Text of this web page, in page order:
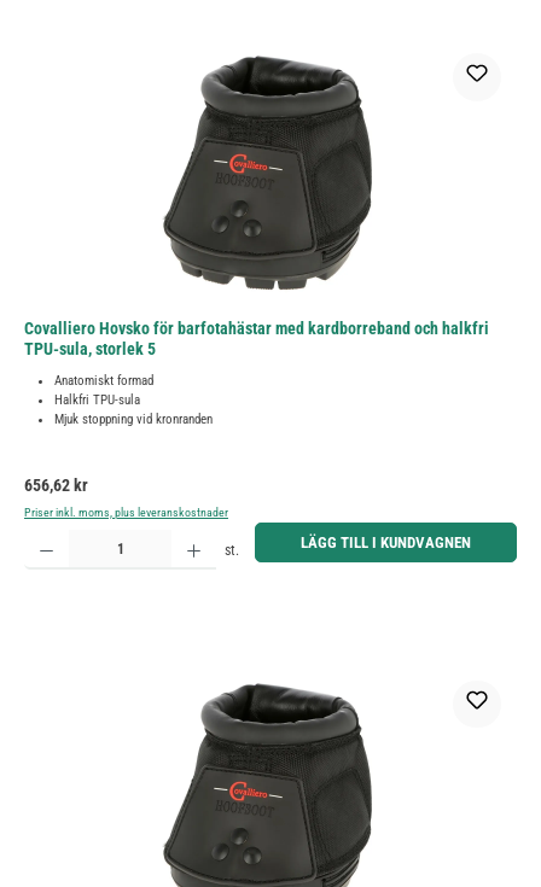
Covalliero Hovsko för barfotahästar med kardborreband och halkfri
TPU-sula, storlek 5
Anatomiskt formad
Halkfri TPU-sula
Mjuk stoppning vid kronranden
Ordinarie pris:
656,62 kr
Priser inkl. moms, plus leveranskostnader
Produktkvantitet: Ange önskat belopp eller använd knapparna för att öka eller minska kvantiteten.
st. LÄGG TILL I KUNDVAGNEN